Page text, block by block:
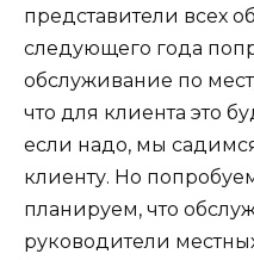
представители всех
следующего года
обслуживание по
что для клиента это
если надо, мы
клиенту. Но
планируем, что
руководители